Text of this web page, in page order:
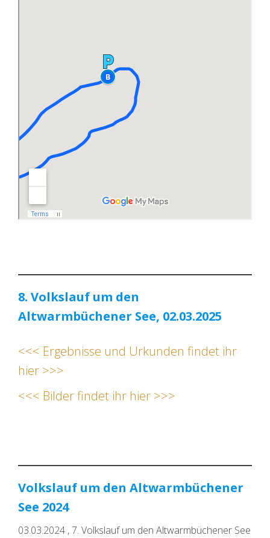
8. Volkslauf um den
Altwarmbüchener See, 02.03.2025
<<< Ergebnisse und Urkunden findet ihr
hier >>>
<<< Bilder findet ihr hier >>>
Volkslauf um den Altwarmbüchener
See 2024
03.03.2024 , 7. Volkslauf um den Altwarmbüchener See